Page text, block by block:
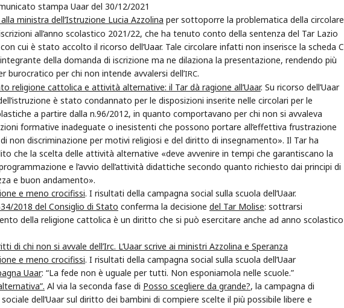
stampa Uaar del 30/12/2021
ministra dell’Istruzione Lucia Azzolina per sottoporre la problematica della circolare
all’anno scolastico 2021/22, che ha tenuto conto della sentenza del Tar Lazio
cui è stato accolto il ricorso dell’Uaar. Tale circolare infatti non inserisce la scheda C
della domanda di iscrizione ma ne dilaziona la presentazione, rendendo più
burocratico per chi non intende avvalersi dell’IRC.
religione cattolica e attività alternative: il Tar dà ragione all’Uaar. Su ricorso dell’Uaar
è stato condannato per le disposizioni inserite nelle circolari per le
a partire dalla n.96/2012, in quanto comportavano per chi non si avvaleva
formative inadeguate o inesistenti che possono portare all’effettiva frustrazione
non discriminazione per motivi religiosi e del diritto di insegnamento». Il Tar ha
che la scelta delle attività alternative «deve avvenire in tempi che garantiscano la
e l’avvio dell’attività didattiche secondo quanto richiesto dai principi di
e buon andamento».
e meno crocifissi. I risultati della campagna social sulla scuola dell’Uaar.
2018 del Consiglio di Stato conferma la decisione del Tar Molise: sottrarsi
della religione cattolica è un diritto che si può esercitare anche ad anno scolastico
di chi non si avvale dell’Irc. L’Uaar scrive ai ministri Azzolina e Speranza
e meno crocifissi. I risultati della campagna social sulla scuola dell’Uaar
Uaar: “La fede non è uguale per tutti. Non esponiamola nelle scuole.”
Al via la seconda fase di Posso scegliere da grande?, la campagna di
dell’Uaar sul diritto dei bambini di compiere scelte il più possibile libere e